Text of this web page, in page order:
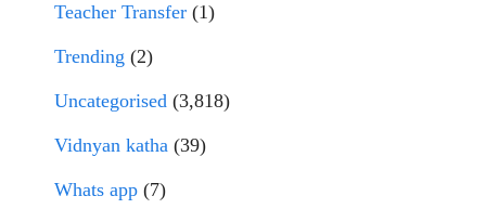
Teacher Transfer (1)
Trending (2)
Uncategorised (3,818)
Vidnyan katha (39)
Whats app (7)